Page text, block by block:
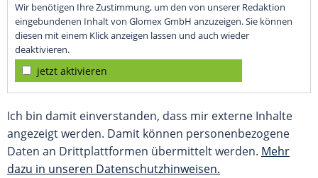
Wir benötigen Ihre Zustimmung, um den von unserer Redaktion
eingebundenen Inhalt von Glomex GmbH anzuzeigen. Sie können
diesen mit einem Klick anzeigen lassen und auch wieder
deaktivieren.
jetzt aktivieren
Ich bin damit einverstanden, dass mir externe Inhalte
angezeigt werden. Damit können personenbezogene
Daten an Drittplattformen übermittelt werden. Mehr
dazu in unseren Datenschutzhinweisen.